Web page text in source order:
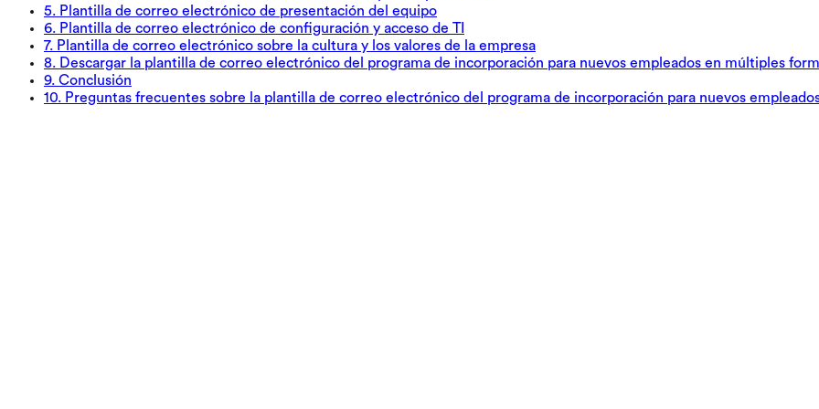
5. Plantilla de correo electrónico de presentación del equipo
6. Plantilla de correo electrónico de configuración y acceso de TI
7. Plantilla de correo electrónico sobre la cultura y los valores de la empresa
8. Descargar la plantilla de correo electrónico del programa de incorporación para nuevos empleados en múltiples
9. Conclusión
10. Preguntas frecuentes sobre la plantilla de correo electrónico del programa de incorporación para nuevos